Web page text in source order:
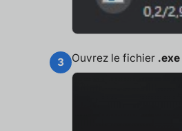
3 Ouvrez le fichier .exe